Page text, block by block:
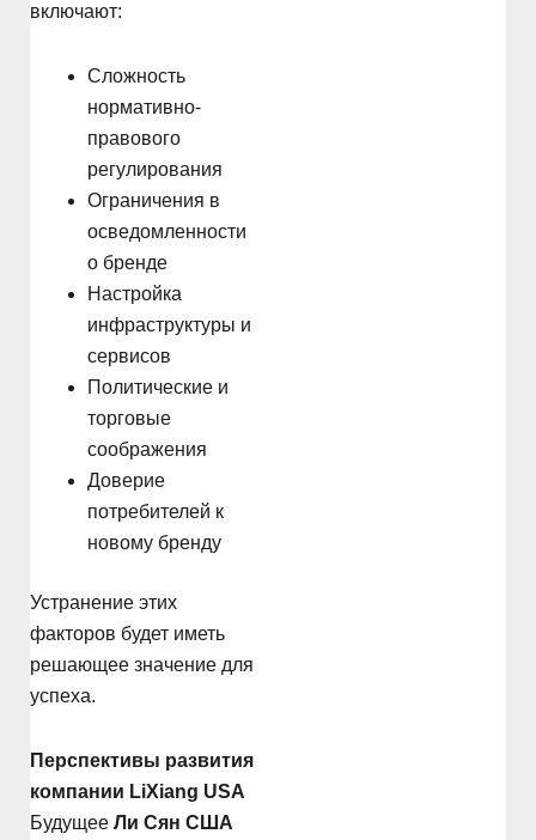
включают:
Сложность
нормативно-
правового
регулирования
Ограничения в
осведомленности
о бренде
Настройка
инфраструктуры и
сервисов
Политические и
торговые
соображения
Доверие
потребителей к
новому бренду
Устранение этих
факторов будет иметь
решающее значение для
успеха.
Перспективы развития
компании LiXiang USA
Будущее Ли Сян США